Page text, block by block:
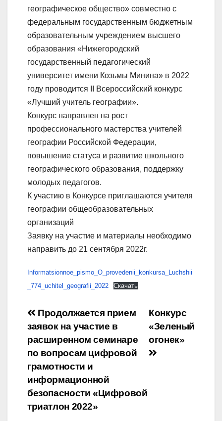
географическое общество» совместно с
федеральным государственным бюджетным
образовательным учреждением высшего
образования «Нижегородский
государственный педагогический
университет имени Козьмы Минина» в 2022
году проводится II Всероссийский конкурс
«Лучший учитель географии».
Конкурс направлен на рост
профессионального мастерства учителей
географии Российской Федерации,
повышение статуса и развитие школьного
географического образования, поддержку
молодых педагогов.
К участию в Конкурсе приглашаются учителя
географии общеобразовательных
организаций
Заявку на участие и материалы необходимо
направить до 21 сентября 2022г.
Informatsionnoe_pismo_O_provedenii_konkursa_Luchshii
_774_uchitel_geografii_2022
Скачать
Навигация
по
записям
Конкурс
«Зеленый
огонек»
Продолжается прием
заявок на участие в
расширенном семинаре
по вопросам цифровой
грамотности и
информационной
безопасности «Цифровой
триатлон 2022»